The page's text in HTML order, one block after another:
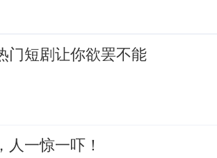
门短剧让你欲罢不能
一惊一吓！